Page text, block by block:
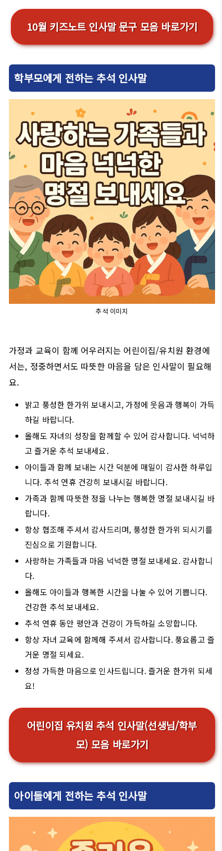
10월 키즈노트 인사말 문구 모음 바로가기
학부모에게 전하는 추석 인사말
추석 이미지
가정과 교육이 함께 어우러지는 어린이집/유치원 환경에
서는, 정중하면서도 따뜻한 마음을 담은 인사말이 필요해
요.
밝고 풍성한 한가위 보내시고, 가정에 웃음과 행복이 가득
하길 바랍니다.
올해도 자녀의 성장을 함께할 수 있어 감사합니다. 넉넉하
고 즐거운 추석 보내세요.
아이들과 함께 보내는 시간 덕분에 매일이 감사한 하루입
니다. 추석 연휴 건강히 보내시길 바랍니다.
가족과 함께 따뜻한 정을 나누는 행복한 명절 보내시길 바
랍니다.
항상 협조해 주셔서 감사드리며, 풍성한 한가위 되시기를
진심으로 기원합니다.
사랑하는 가족들과 마음 넉넉한 명절 보내세요. 감사합니
다.
올해도 아이들과 행복한 시간을 나눌 수 있어 기쁩니다.
건강한 추석 보내세요.
추석 연휴 동안 평안과 건강이 가득하길 소망합니다.
항상 자녀 교육에 함께해 주셔서 감사합니다. 풍요롭고 즐
거운 명절 되세요.
정성 가득한 마음으로 인사드립니다. 즐거운 한가위 되세
요!
어린이집 유치원 추석 인사말(선생님/학부
모) 모음 바로가기
아이들에게 전하는 추석 인사말